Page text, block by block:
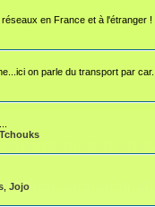
en France et à l'étranger !
on parle du transport par car...
Tchouks
Jojo